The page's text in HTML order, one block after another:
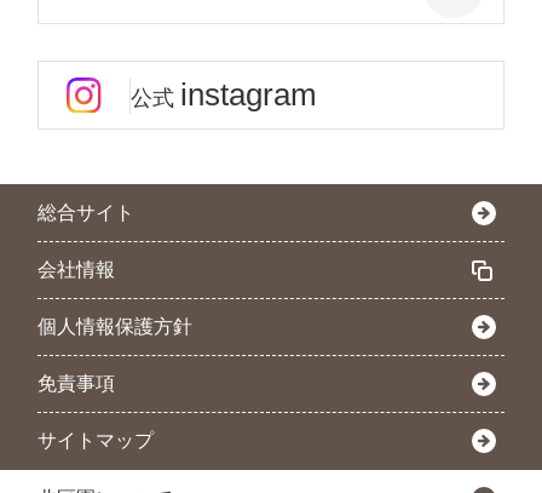
公式 instagram
総合サイト
会社情報
個人情報保護方針
免責事項
サイトマップ